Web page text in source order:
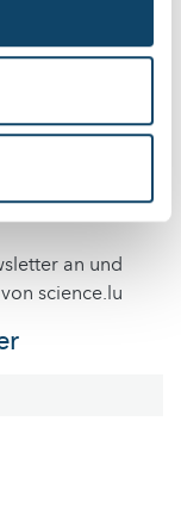
an und
science.lu